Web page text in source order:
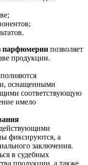
парфюмерии позволяет
продукции.
оснащенными
соответствующую
имело
действующими
фиксируются, а
заключения.
в судебных
продукции, а также